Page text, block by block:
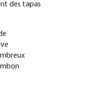
des tapas